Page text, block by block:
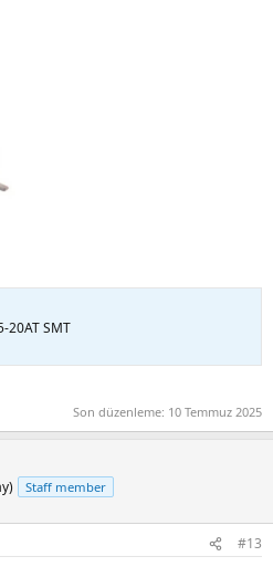
20AT SMT
Son düzenleme: 10 Temmuz 2025
Staff member
#13